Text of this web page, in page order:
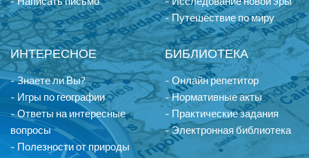
- Путешествие по миру
ИНТЕРЕСНОЕ
- Знаете ли Вы?
- Игры по географии
- Ответы на интересные
вопросы
- Полезности от природы
БИБЛИОТЕКА
- Онлайн репетитор
- Нормативные акты
- Практические задания
- Электронная библиотека